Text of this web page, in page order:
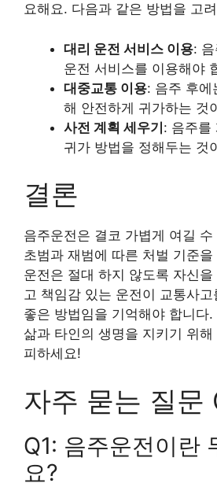
요해요. 다음과 같은 방법을 고
대리 운전 서비스 이용:
운전 서비스를 이용해야
대중교통 이용: 음주 후에
해 안전하게 귀가하는 것
사전 계획 세우기: 음주를
귀가 방법을 정해두는 것
결론
음주운전은 결코 가볍게 여길
초범과 재범에 따른 처벌 기준
운전은 절대 하지 않도록 자신
고 책임감 있는 운전이 교통사
좋은 방법임을 기억해야 합니다
삶과 타인의 생명을 지키기 위해
피하세요!
자주 묻는 질문
Q1: 음주운전이란
요?